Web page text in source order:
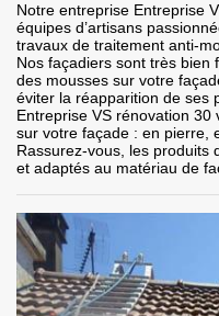
Notre entreprise Entreprise
équipes d’artisans
travaux de traitement anti-
Nos façadiers sont très bien
des mousses sur votre
éviter la réapparition de ses
Entreprise VS rénovation
sur votre façade : en pierre,
Rassurez-vous, les produits
et adaptés au matériau de